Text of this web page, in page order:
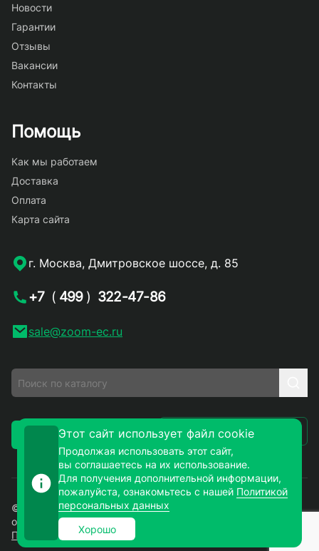
Новости
Гарантии
Отзывы
Вакансии
Контакты
Помощь
Как мы работаем
Доставка
Оплата
Карта сайта
г. Москва, Дмитровское шоссе, д. 85
+7 ( 499 ) 322-47-86
sale@zoom-ec.ru
Заказать звонок Написать письмо
© 2026. ЗУМ-СМД – продажа электронных компонентов
оптом и в розницу. Все права защищены.
Политика конфиденциальности
Этот сайт использует файл cookie
Продолжая использовать этот сайт,
вы соглашаетесь на их использование.
Для получения дополнительной информации,
пожалуйста, ознакомьтесь с нашей Политикой
персональных данных
Хорошо